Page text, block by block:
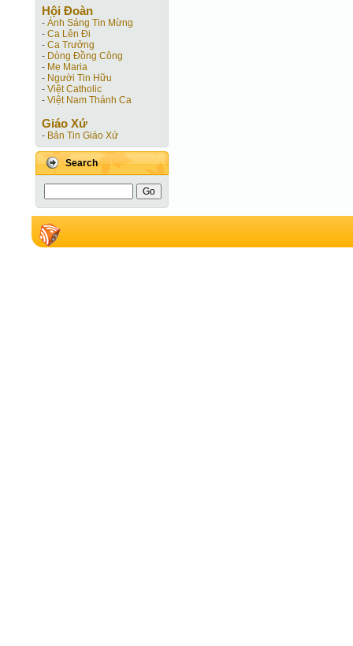
Hội Ðoàn
- Ánh Sáng Tin Mừng
- Ca Lên Đi
- Ca Trưởng
- Dòng Đồng Công
- Mẹ Maria
- Người Tin Hữu
- Việt Catholic
- Việt Nam Thánh Ca
Giáo Xứ
- Bản Tin Giáo Xứ
Search